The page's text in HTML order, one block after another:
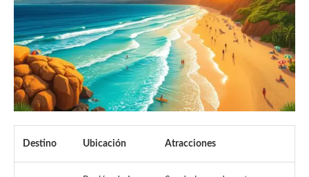
Destino Ubicación Atracciones